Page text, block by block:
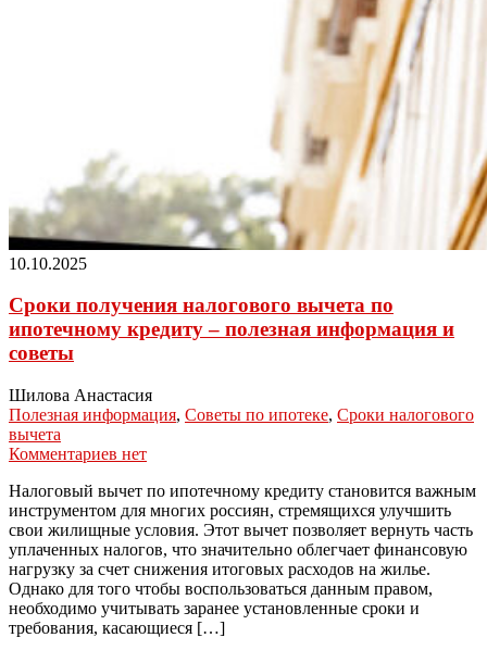
10.10.2025
Сроки получения налогового вычета по
ипотечному кредиту – полезная информация и
советы
Шилова Анастасия
Полезная информация, Советы по ипотеке, Сроки налогового
вычета
Комментариев нет
Налоговый вычет по ипотечному кредиту становится важным
инструментом для многих россиян, стремящихся улучшить
свои жилищные условия. Этот вычет позволяет вернуть часть
уплаченных налогов, что значительно облегчает финансовую
нагрузку за счет снижения итоговых расходов на жилье.
Однако для того чтобы воспользоваться данным правом,
необходимо учитывать заранее установленные сроки и
требования, касающиеся […]